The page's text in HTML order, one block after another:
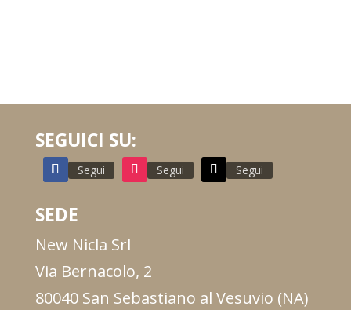
SEGUICI SU:
Segui Segui Segui
SEDE
New Nicla Srl
Via Bernacolo, 2
80040 San Sebastiano al Vesuvio (NA)